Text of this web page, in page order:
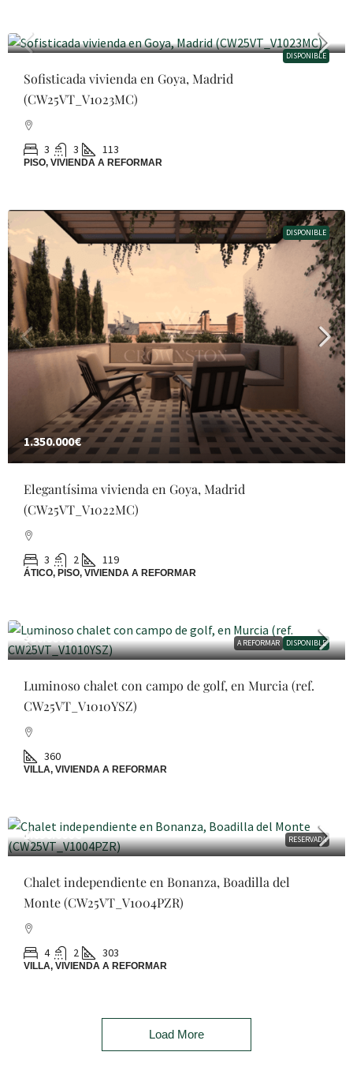
DISPONIBLE
1.495.000€
Sofisticada vivienda en Goya, Madrid
(CW25VT_V1023MC)
3 3 113
PISO, VIVIENDA A REFORMAR
DISPONIBLE
1.350.000€
Elegantísima vivienda en Goya, Madrid
(CW25VT_V1022MC)
3 2 119
ÁTICO, PISO, VIVIENDA A REFORMAR
A REFORMAR DISPONIBLE
996.000€
Luminoso chalet con campo de golf, en Murcia (ref.
CW25VT_V1010YSZ)
360
VILLA, VIVIENDA A REFORMAR
RESERVADA
1.050.000€
Chalet independiente en Bonanza, Boadilla del
Monte (CW25VT_V1004PZR)
4 2 303
VILLA, VIVIENDA A REFORMAR
Load More